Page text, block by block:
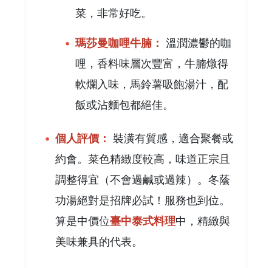
菜，非常好吃。
瑪莎曼咖哩牛腩： 溫潤濃鬱的咖
哩，香料味層次豐富，牛腩燉得
軟爛入味，馬鈴薯吸飽湯汁，配
飯或沾麵包都絕佳。
個人評價：
裝潢有質感，適合聚餐或
約會。菜色精緻度較高，味道正宗且
調整得宜（不會過鹹或過辣）。冬蔭
功湯絕對是招牌必試！服務也到位。
算是中價位臺中泰式料理中，精緻與
美味兼具的代表。